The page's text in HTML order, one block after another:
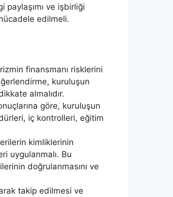
ve işbirliği
edilmeli.
finansmanı risklerini
kuruluşun
almalıdır.
göre, kuruluşun
iç kontrolleri, eğitim
kimliklerinin
uygulanmalı. Bu
doğrulanmasını ve
takip edilmesi ve